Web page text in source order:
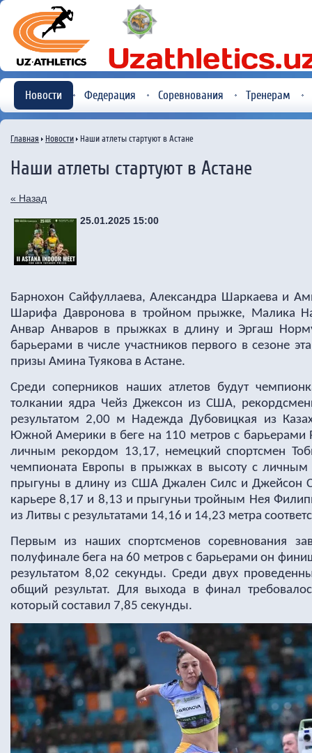
Новости Федерация Соревнования Тренерам
Главная Новости Наши атлеты стартуют в Астане
Наши атлеты стартуют в Астане
« Назад
25.01.2025 15:00
Барнохон Сайфуллаева, Александра Шаркаева и
Шарифа Давронова в тройном прыжке, Малика
Анвар Анваров в прыжках в длину и Эргаш
барьерами в числе участников первого в сезоне
призы Амина Туякова в Астане.
Среди соперников наших атлетов будут
толкании ядра Чейз Джексон из США,
результатом 2,00 м Надежда Дубовицкая из
Южной Америки в беге на 110 метров с барьерами
личным рекордом 13,17, немецкий спортсмен
чемпионата Европы в прыжках в высоту с
прыгуны в длину из США Джален Силс и Джейсон
карьере 8,17 и 8,13 и прыгуньи тройным Нея
из Литвы с результатами 14,16 и 14,23 метра
Первым из наших спортсменов соревнования
полуфинале бега на 60 метров с барьерами он
результатом 8,02 секунды. Среди двух
общий результат. Для выхода в финал
который составил 7,85 секунды.